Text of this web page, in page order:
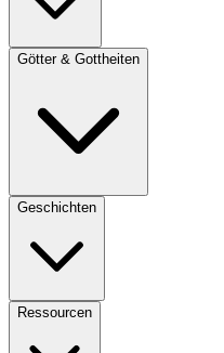
Götter & Gottheiten
Geschichten
Ressourcen